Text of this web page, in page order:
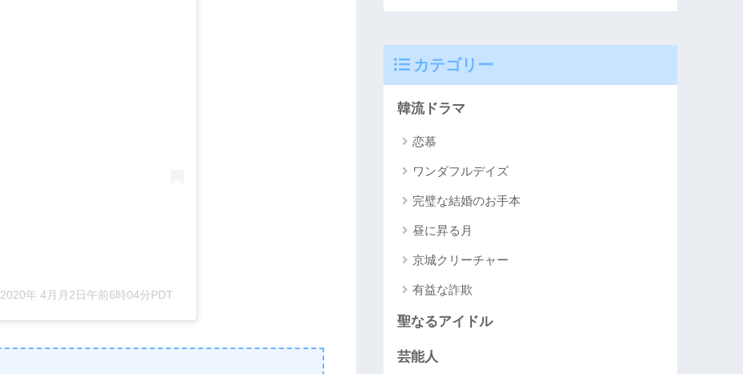
2020年 4月月2日午前6時04分PDT
カテゴリー
韓流ドラマ
恋慕
ワンダフルデイズ
完璧な結婚のお手本
昼に昇る月
京城クリーチャー
有益な詐欺
聖なるアイドル
芸能人